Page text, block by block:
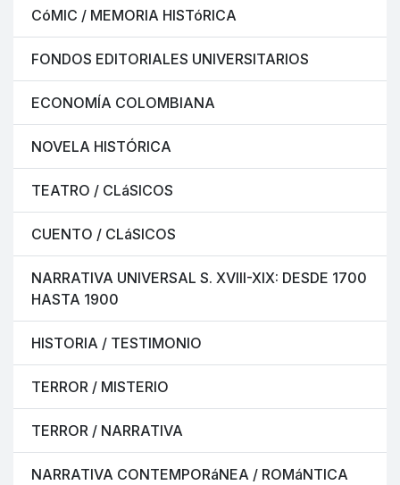
CóMIC / MEMORIA HISTóRICA
FONDOS EDITORIALES UNIVERSITARIOS
ECONOMÍA COLOMBIANA
NOVELA HISTÓRICA
TEATRO / CLáSICOS
CUENTO / CLáSICOS
NARRATIVA UNIVERSAL S. XVIII-XIX: DESDE 1700
HASTA 1900
HISTORIA / TESTIMONIO
TERROR / MISTERIO
TERROR / NARRATIVA
NARRATIVA CONTEMPORáNEA / ROMáNTICA